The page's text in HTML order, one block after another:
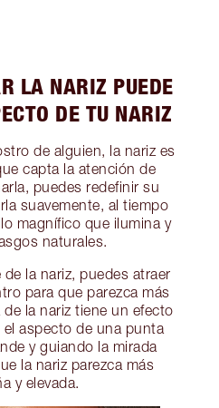
LA NARIZ PUEDE
DE TU NARIZ
de alguien, la nariz es
capta la atención de
puedes redefinir su
suavemente, al tiempo
magnífico que ilumina y
naturales.
la nariz, puedes atraer
para que parezca más
la nariz tiene un efecto
aspecto de una punta
y guiando la mirada
la nariz parezca más
y elevada.